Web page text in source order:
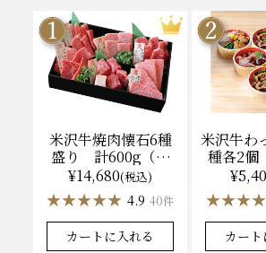
米沢牛焼肉懐石6種
盛り 計600g（冷
凍）送料無料 化粧
箱入
¥14,680(税込)
★★★★★
★★★★★ 4.9 40件
カートに入れる
米沢牛
種各2
ンジ調
カート